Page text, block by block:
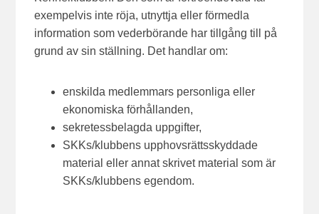
exempelvis inte röja, utnyttja eller förmedla
information som vederbörande har tillgång till på
grund av sin ställning. Det handlar om:
enskilda medlemmars personliga eller
ekonomiska förhållanden,
sekretessbelagda uppgifter,
SKKs/klubbens upphovsrättsskyddade
material eller annat skrivet material som är
SKKs/klubbens egendom.